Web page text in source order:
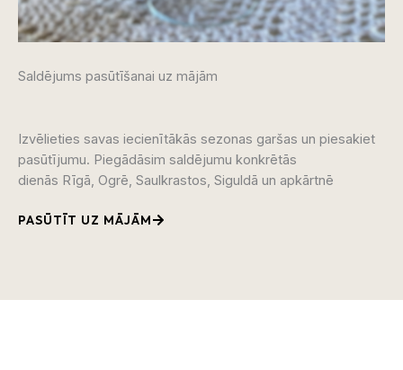
Saldējums pasūtīšanai uz mājām​
Izvēlieties savas iecienītākās sezonas garšas un piesakiet
pasūtījumu. Piegādāsim saldējumu konkrētās
dienās Rīgā, Ogrē, Saulkrastos, Siguldā un apkārtnē
PASŪTĪT UZ MĀJĀM